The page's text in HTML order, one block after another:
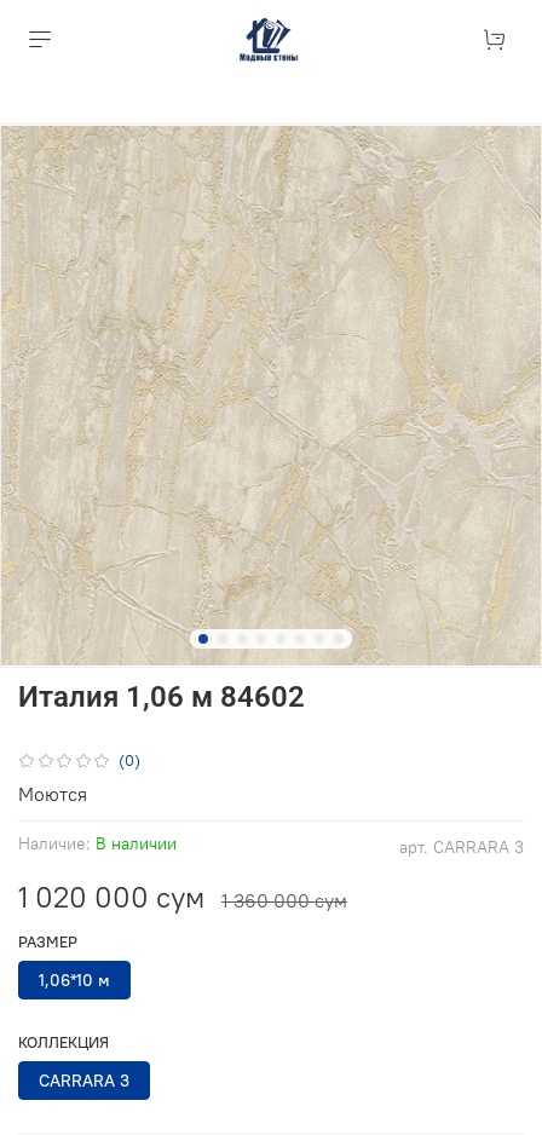
(0)
арт. CARRARA 3
Наличие: В наличии
Италия 1,06 м 84602
1 020 000 сум 1 360 000 сум
РАЗМЕР
1,06*10 м
КОЛЛЕКЦИЯ
CARRARA 3
Моются